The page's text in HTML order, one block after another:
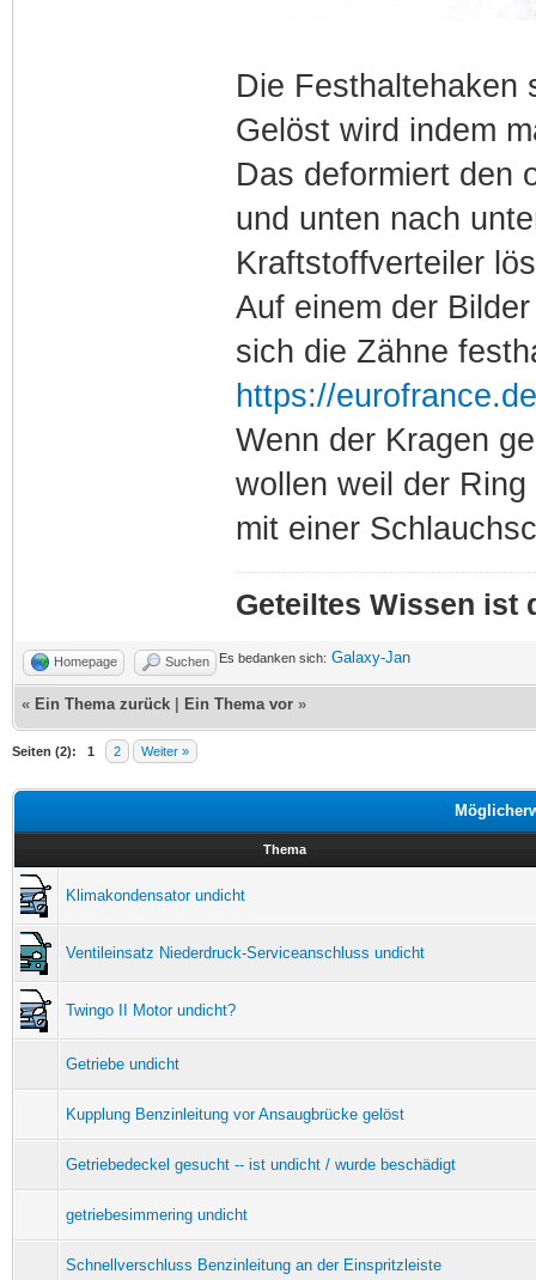
Die Festhaltehaken
Gelöst wird indem
Das deformiert den
und unten nach
Kraftstoffverteiler
Auf einem der
sich die Zähne
https://
Wenn der Kragen
wollen weil der
mit einer
Geteiltes Wissen ist
Homepage Suchen Es bedanken sich: Galaxy-Jan
« Ein Thema zurück Ein Thema vor »
Seiten (2): 1 2 Weiter »
Thema
Klimakondensator undicht
Ventileinsatz Niederdruck-Serviceanschluss undicht
Twingo II Motor undicht?
Getriebe undicht
Kupplung Benzinleitung vor Ansaugbrücke gelöst
Getriebedeckel gesucht -- ist undicht / wurde beschädigt
getriebesimmering undicht
Schnellverschluss Benzinleitung an der Einspritzleiste